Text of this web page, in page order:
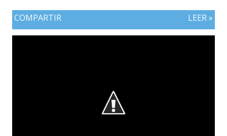
COMPARTIR LEER »